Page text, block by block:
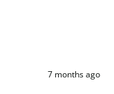
7 months ago